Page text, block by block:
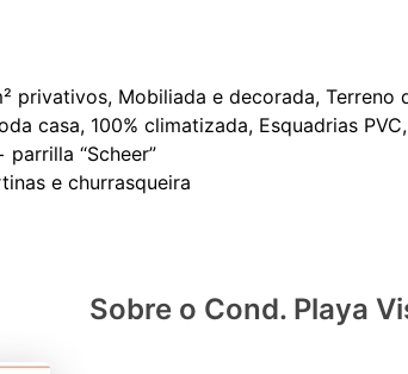
privativos, Mobiliada e decorada,
casa, 100% climatizada, Esquadrias
“Scheer”
Sobre o Cond. Playa